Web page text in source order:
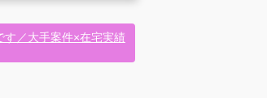
す／大手案件×在宅実績